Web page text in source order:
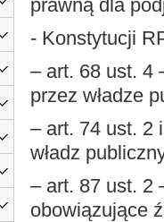
prawną dla
- Konstytucji
– art. 68 ust. 4
przez władze
– art. 74 ust. 2
władz
– art. 87 ust. 2
obowiązujące